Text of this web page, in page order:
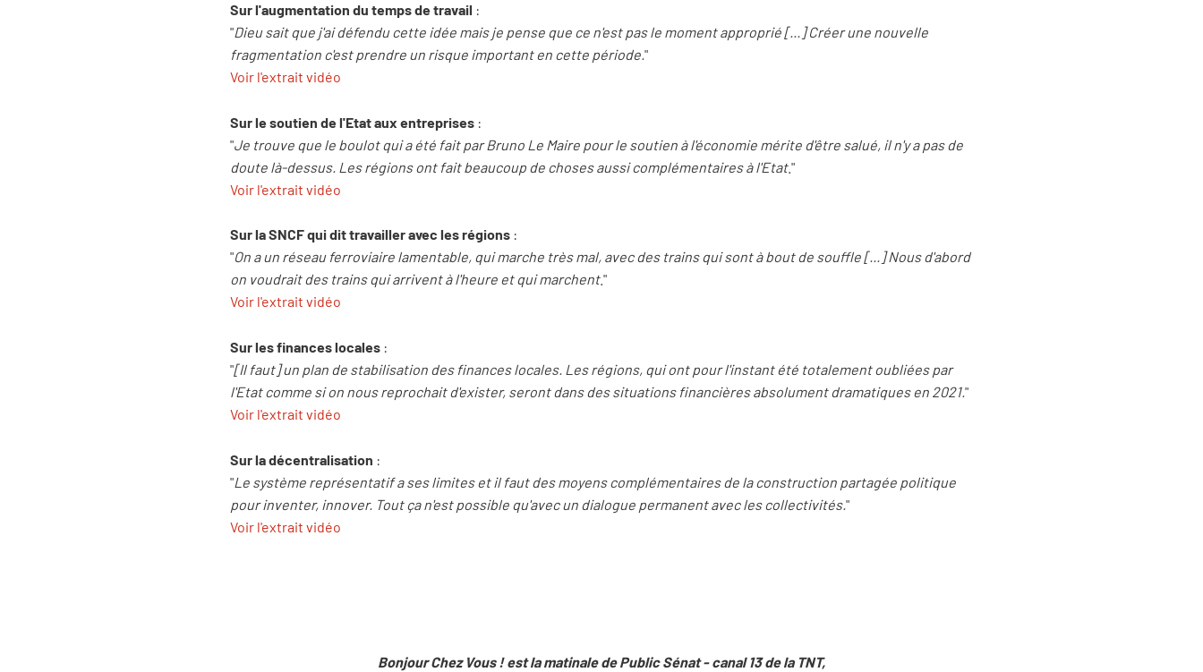
Sur l'augmentation du temps de travail :
"Dieu sait que j'ai défendu cette idée mais je pense que ce n'est pas le moment approprié [...] Créer une nouvelle
fragmentation c'est prendre un risque important en cette période."
Voir l'extrait vidéo
Sur le soutien de l'Etat aux entreprises :
"Je trouve que le boulot qui a été fait par Bruno Le Maire pour le soutien à l'économie mérite d'être salué, il n'y a pas de
doute là-dessus. Les régions ont fait beaucoup de choses aussi complémentaires à l'Etat."
Voir l'extrait vidéo
Sur la SNCF qui dit travailler avec les régions :
"On a un réseau ferroviaire lamentable, qui marche très mal, avec des trains qui sont à bout de souffle [...] Nous d'abord
on voudrait des trains qui arrivent à l'heure et qui marchent."
Voir l'extrait vidéo
Sur les finances locales :
"[Il faut] un plan de stabilisation des finances locales. Les régions, qui ont pour l'instant été totalement oubliées par
l'Etat comme si on nous reprochait d'exister, seront dans des situations financières absolument dramatiques en 2021."
Voir l'extrait vidéo
Sur la décentralisation :
"Le système représentatif a ses limites et il faut des moyens complémentaires de la construction partagée politique
pour inventer, innover. Tout ça n'est possible qu'avec un dialogue permanent avec les collectivités."
Voir l'extrait vidéo
Bonjour Chez Vous ! est la matinale de Public Sénat - canal 13 de la TNT,